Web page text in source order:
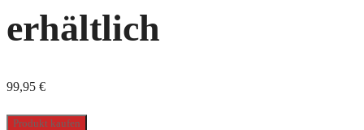
erhältlich
99,95 €
Produkt kaufen